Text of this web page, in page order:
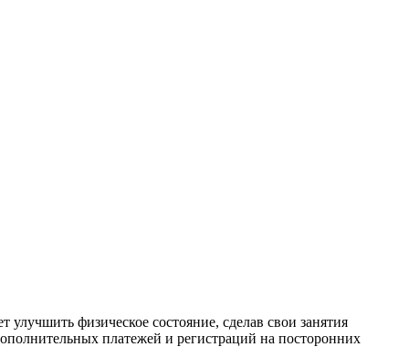
физическое состояние, сделав свои занятия
платежей и регистраций на посторонних